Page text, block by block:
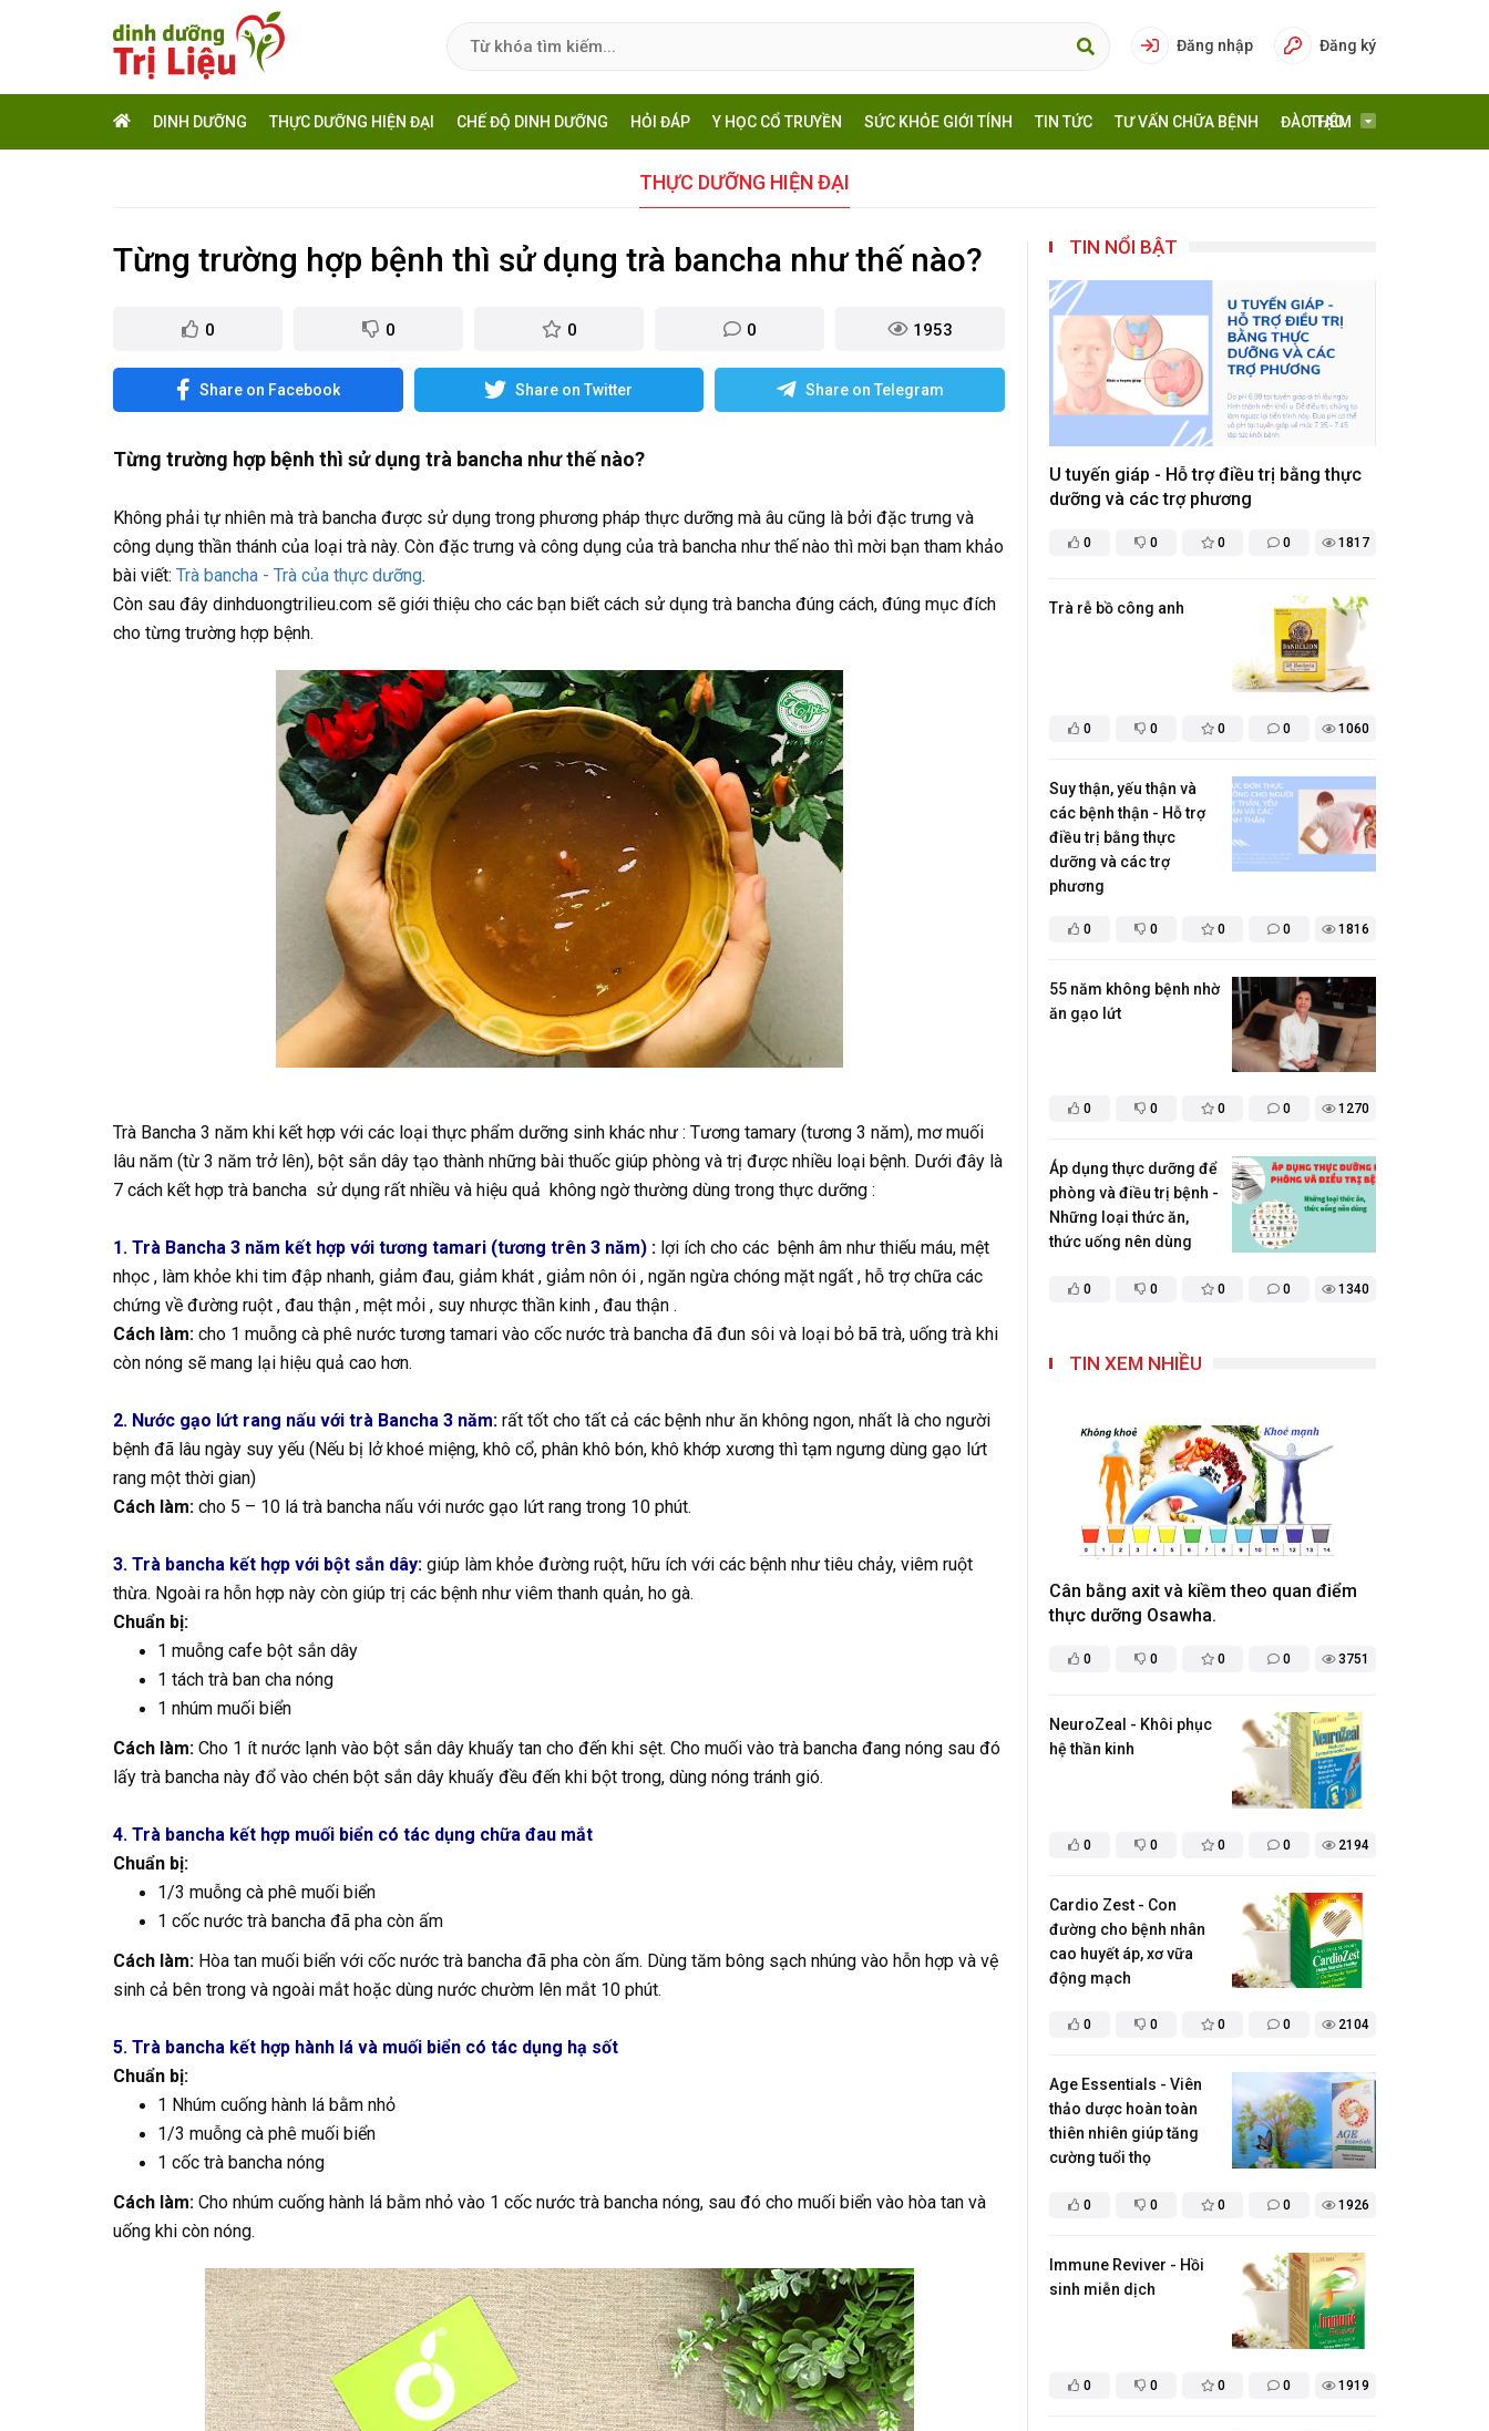
Đăng nhập Đăng ký
DINH DƯỠNG THỰC DƯỠNG HIỆN ĐẠI CHẾ ĐỘ DINH DƯỠNG HỎI ĐÁP Y HỌC CỔ TRUYỀN SỨC KHỎE GIỚI TÍNH TIN TỨC TƯ VẤN CHỮA BỆNH ĐÀO TẠO
THÊM
THỰC DƯỠNG HIỆN ĐẠI
​Từng trường hợp bệnh thì sử dụng trà bancha như thế nào?
0 0 0 0 1953
Share on Facebook Share on Twitter Share on Telegram
Từng trường hợp bệnh thì sử dụng trà bancha như thế nào?
Không phải tự nhiên mà trà bancha được sử dụng trong phương pháp thực dưỡng mà âu cũng là bởi đặc trưng và
công dụng thần thánh của loại trà này. Còn đặc trưng và công dụng của trà bancha như thế nào thì mời bạn tham khảo
bài viết: Trà bancha - Trà của thực dưỡng.
Còn sau đây dinhduongtrilieu.com sẽ giới thiệu cho các bạn biết cách sử dụng trà bancha đúng cách, đúng mục đích
cho từng trường hợp bệnh.
Trà Bancha 3 năm khi kết hợp với các loại thực phẩm dưỡng sinh khác như : Tương tamary (tương 3 năm), mơ muối
lâu năm (từ 3 năm trở lên), bột sắn dây tạo thành những bài thuốc giúp phòng và trị được nhiều loại bệnh. Dưới đây là
7 cách kết hợp trà bancha sử dụng rất nhiều và hiệu quả không ngờ thường dùng trong thực dưỡng :
1. Trà Bancha 3 năm kết hợp với tương tamari (tương trên 3 năm) : lợi ích cho các bệnh âm như thiếu máu, mệt
nhọc , làm khỏe khi tim đập nhanh, giảm đau, giảm khát , giảm nôn ói , ngăn ngừa chóng mặt ngất , hỗ trợ chữa các
chứng về đường ruột , đau thận , mệt mỏi , suy nhược thần kinh , đau thận .
Cách làm: cho 1 muỗng cà phê nước tương tamari vào cốc nước trà bancha đã đun sôi và loại bỏ bã trà, uống trà khi
còn nóng sẽ mang lại hiệu quả cao hơn.
2. Nước gạo lứt rang nấu với trà Bancha 3 năm: rất tốt cho tất cả các bệnh như ăn không ngon, nhất là cho người
bệnh đã lâu ngày suy yếu (Nếu bị lở khoé miệng, khô cổ, phân khô bón, khô khớp xương thì tạm ngưng dùng gạo lứt
rang một thời gian)
Cách làm: cho 5 – 10 lá trà bancha nấu với nước gạo lứt rang trong 10 phút.
3. Trà bancha kết hợp với bột sắn dây: giúp làm khỏe đường ruột, hữu ích với các bệnh như tiêu chảy, viêm ruột
thừa. Ngoài ra hỗn hợp này còn giúp trị các bệnh như viêm thanh quản, ho gà.
Chuẩn bị:
1 muỗng cafe bột sắn dây
1 tách trà ban cha nóng
1 nhúm muối biển
Cách làm: Cho 1 ít nước lạnh vào bột sắn dây khuấy tan cho đến khi sệt. Cho muối vào trà bancha đang nóng sau đó
lấy trà bancha này đổ vào chén bột sắn dây khuấy đều đến khi bột trong, dùng nóng tránh gió.
4. Trà bancha kết hợp muối biển có tác dụng chữa đau mắt
Chuẩn bị:
1/3 muỗng cà phê muối biển
1 cốc nước trà bancha đã pha còn ấm
Cách làm: Hòa tan muối biển với cốc nước trà bancha đã pha còn ấm. Dùng tăm bông sạch nhúng vào hỗn hợp và vệ
sinh cả bên trong và ngoài mắt hoặc dùng nước chườm lên mắt 10 phút.
5. Trà bancha kết hợp hành lá và muối biển có tác dụng hạ sốt
Chuẩn bị:
1 Nhúm cuống hành lá bằm nhỏ
1/3 muỗng cà phê muối biển
1 cốc trà bancha nóng
Cách làm: Cho nhúm cuống hành lá bằm nhỏ vào 1 cốc nước trà bancha nóng, sau đó cho muối biển vào hòa tan và
uống khi còn nóng.
TIN NỔI BẬT
0 0 0 0 1817
U tuyến giáp - Hỗ trợ điều trị bằng thực
dưỡng và các trợ phương
0 0 0 0 1060
Trà rễ bồ công anh
0 0 0 0 1816
Suy thận, yếu thận và
các bệnh thận - Hỗ trợ
điều trị bằng thực
dưỡng và các trợ
phương
0 0 0 0 1270
55 năm không bệnh nhờ
ăn gạo lứt
0 0 0 0 1340
Áp dụng thực dưỡng để
phòng và điều trị bệnh -
Những loại thức ăn,
thức uống nên dùng
TIN XEM NHIỀU
0 0 0 0 3751
Cân bằng axit và kiềm theo quan điểm
thực dưỡng Osawha.
0 0 0 0 2194
NeuroZeal - Khôi phục
hệ thần kinh
0 0 0 0 2104
Cardio Zest - Con
đường cho bệnh nhân
cao huyết áp, xơ vữa
động mạch
0 0 0 0 1926
Age Essentials - Viên
thảo dược hoàn toàn
thiên nhiên giúp tăng
cường tuổi thọ
0 0 0 0 1919
Immune Reviver - Hồi
sinh miễn dịch